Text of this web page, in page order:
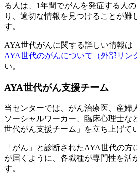
る人は、1年間でがんを発症する人
り、適切な情報を見つけることが難
す。
AYA世代がんに関する詳しい情報は
AYA世代のがんについて
（外部リン
い。
AYA世代がん支援チーム
当センターでは、がん治療医、産婦
ソーシャルワーカー、臨床心理士な
世代がん支援チーム」を立ち上げて
「がん」と診断されたAYA世代の方
が届くように、各職種が専門性を活
す。